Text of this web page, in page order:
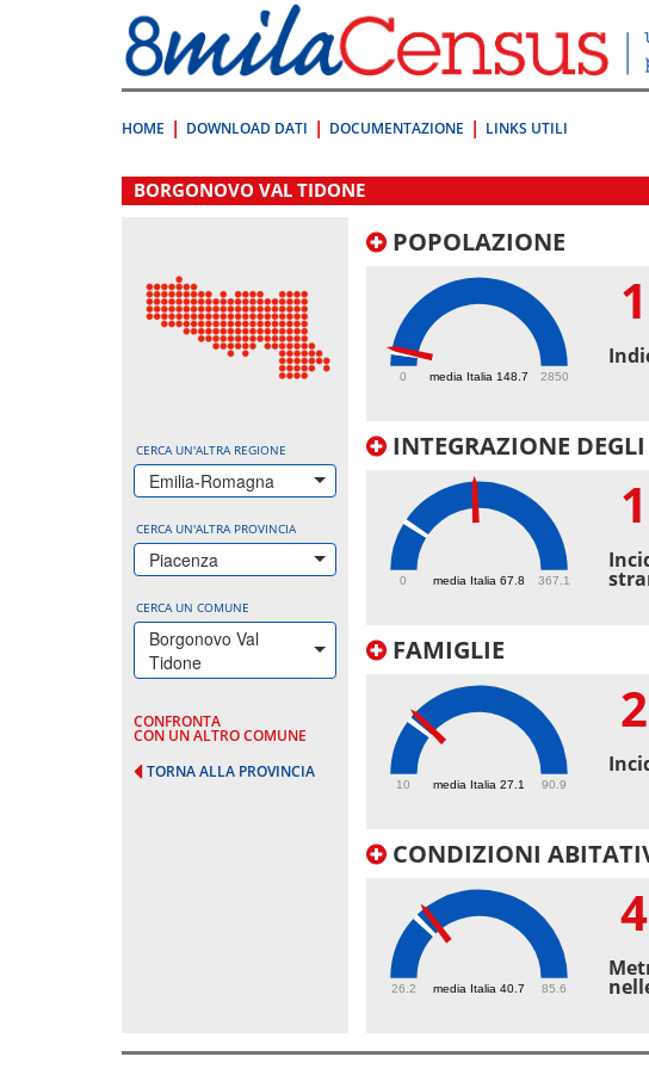
direttamente
a:
Contenuto
HOME DOWNLOAD DATI DOCUMENTAZIONE LINKS UTILI
.
BORGONOVO VAL TIDONE
CERCA UN'ALTRA REGIONE
Emilia-Romagna
CERCA UN'ALTRA PROVINCIA
Piacenza
CERCA UN COMUNE
Borgonovo Val
Tidone
CONFRONTA
CON UN ALTRO COMUNE
TORNA ALLA PROVINCIA
POPOLAZIONE
media Italia 148.7
0 2850
INTEGRAZIONE
media Italia 67.8
0 367.1
FAMIGLIE
media Italia 27.1
10 90.9
CONDIZIONI
media Italia 40.7
26.2 85.6